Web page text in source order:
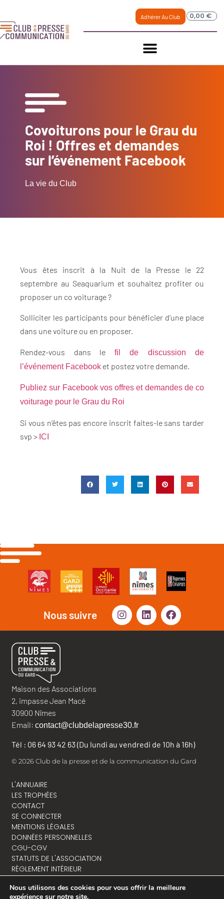
Adhérer Au Club 0,00 €
Covoiturons pour le Grau du
Roi ! Offres et demandes
sur l’événement Facebook
La vie du Club
Vous êtes inscrit à la Nuit de la Presse le 22
septembre au Seaquarium et souhaitez profiter ou
proposer un co voiturage ?
Solliciter les participants pour bénéficier d’une place
dans une voiture ou en proposer.
Rendez-vous dans le fil de discussion de
l’événement Facebook et postez votre demande.
Publiez sur Facebook vos offres et demandes de co
voiturage pour le Grau du Roi
Si vous n’êtes pas encore inscrit faites-le sans tarder
svp > ICI
Nous suivre
Maison des Associations
2, impasse Jean Macé
30900 Nîmes
Email: contact@clubdelapresse30.fr
Tél : 06 64 93 42 63 (Du lundi au vendredi de 10h à 16h)
© 2026 Club de la presse et de la communication du Gard
L'ANNUAIRE
LES TROPHÉES
CONTACT
SE CONNECTER
MENTIONS LÉGALES
DONNÉES PERSONNELLES
CGU-CGV
STATUTS DE L'ASSOCIATION
RÈGLEMENT INTÉRIEUR
Nous utilisons des cookies pour vous offrir la meilleure
expérience sur notre site.